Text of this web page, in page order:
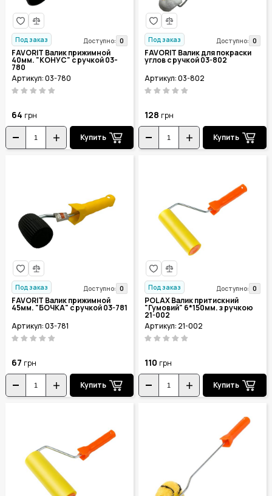
Под заказ Доступно: 0
FAVORIT Валик прижимной
40мм. "КОНУС" с ручкой 03-
780
Артикул: 03-780
64 грн
Купить
Под заказ Доступно: 0
FAVORIT Валик для покраски
углов с ручкой 03-802
Артикул: 03-802
128 грн
Купить
Под заказ Доступно: 0
FAVORIT Валик прижимной
45мм. "БОЧКА" с ручкой 03-781
Артикул: 03-781
67 грн
Купить
Под заказ Доступно: 0
POLAX Валик притискний
"Гумовий" 6*150мм. з ручкою
21-002
Артикул: 21-002
110 грн
Купить